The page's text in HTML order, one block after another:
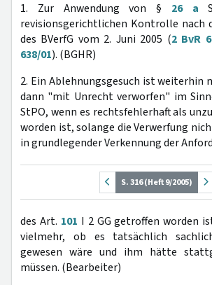
1. Zur Anwendung von § 26 a
revisionsgerichtlichen Kontrolle nach
des BVerfG vom 2. Juni 2005 (2 BvR
638/01). (BGHR)
2. Ein Ablehnungsgesuch ist weiterhin
dann "mit Unrecht verworfen" im
StPO, wenn es rechtsfehlerhaft als
worden ist, solange die Verwerfung
in grundlegender Verkennung der
S. 316 (Heft 9/2005)
des Art. 101 I 2 GG getroffen worden
vielmehr, ob es tatsächlich
gewesen wäre und ihm hätte
müssen. (Bearbeiter)